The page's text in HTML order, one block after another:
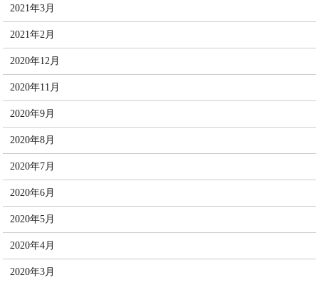
2021年3月
2021年2月
2020年12月
2020年11月
2020年9月
2020年8月
2020年7月
2020年6月
2020年5月
2020年4月
2020年3月